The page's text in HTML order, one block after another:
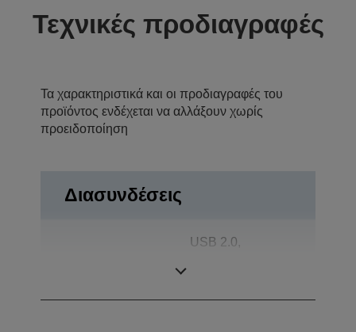
Τεχνικές προδιαγραφές
Τα χαρακτηριστικά και οι προδιαγραφές του
προϊόντος ενδέχεται να αλλάξουν χωρίς
προειδοποίηση
Διασυνδέσεις
USB 2.0,